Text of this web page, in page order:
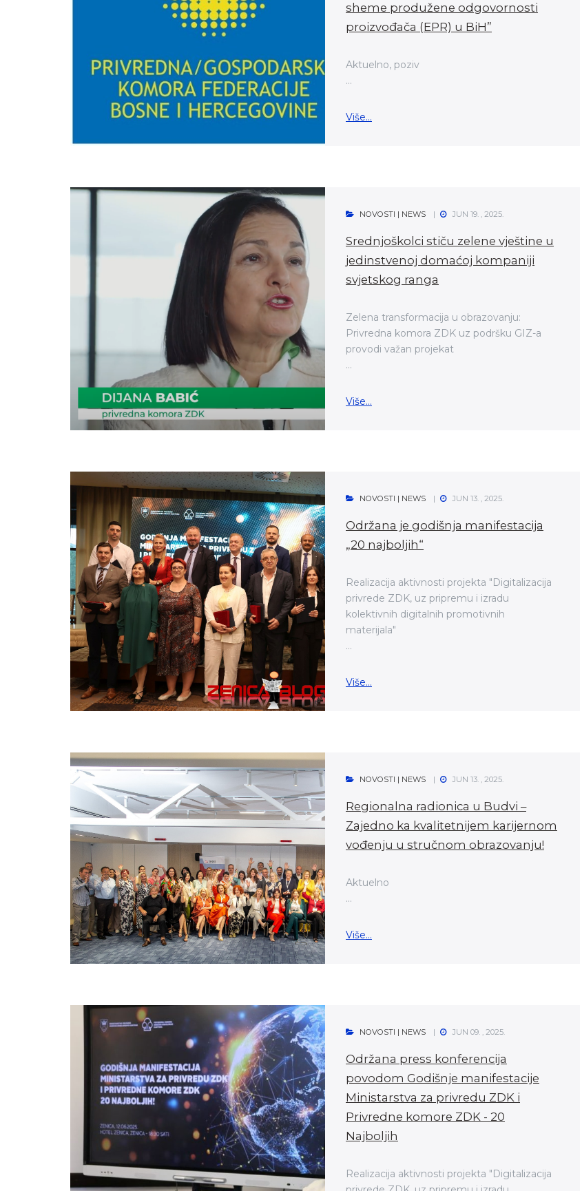
sheme produžene odgovornosti
proizvođača (EPR) u BiH”
Aktuelno, poziv
...
Više...
NOVOSTI | NEWS JUN 19. , 2025.
Srednjoškolci stiču zelene vještine u
jedinstvenoj domaćoj kompaniji
svjetskog ranga
Zelena transformacija u obrazovanju:
Privredna komora ZDK uz podršku GIZ-a
provodi važan projekat
...
Više...
NOVOSTI | NEWS JUN 13. , 2025.
Održana je godišnja manifestacija
„20 najboljih“
Realizacija aktivnosti projekta "Digitalizacija
privrede ZDK, uz pripremu i izradu
kolektivnih digitalnih promotivnih
materijala"
...
Više...
NOVOSTI | NEWS JUN 13. , 2025.
Regionalna radionica u Budvi –
Zajedno ka kvalitetnijem karijernom
vođenju u stručnom obrazovanju!
Aktuelno
...
Više...
NOVOSTI | NEWS JUN 09. , 2025.
Održana press konferencija
povodom Godišnje manifestacije
Ministarstva za privredu ZDK i
Privredne komore ZDK - 20
Najboljih
Realizacija aktivnosti projekta "Digitalizacija